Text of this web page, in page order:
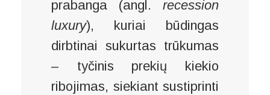
prabanga (angl. recession
luxury), kuriai būdingas
dirbtinai sukurtas trūkumas
– tyčinis prekių kiekio
ribojimas, siekiant sustiprinti